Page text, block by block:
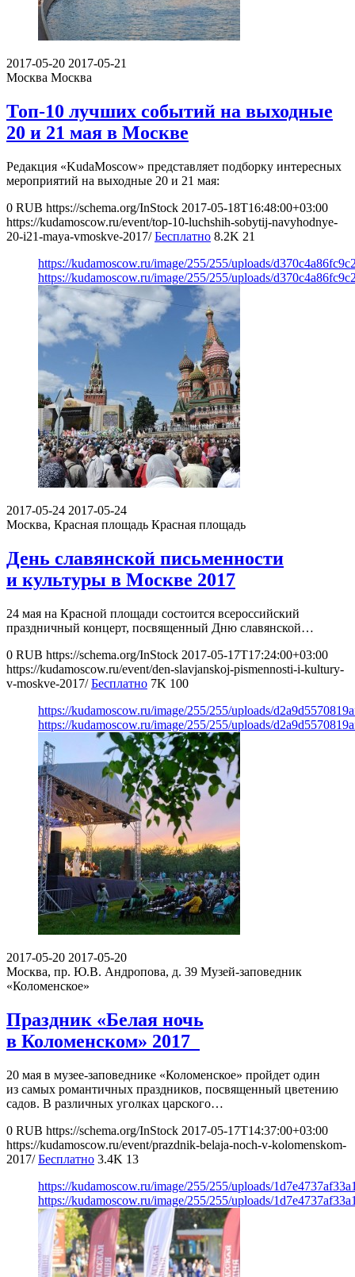
2017-05-20 2017-05-21
Москва Москва
Топ-10 лучших событий на выходные
20 и 21 мая в Москве
Редакция «KudaMoscow» представляет подборку интересных
мероприятий на выходные 20 и 21 мая:
0 RUB https://schema.org/InStock 2017-05-18T16:48:00+03:00
https://kudamoscow.ru/event/top-10-luchshih-sobytij-navyhodnye-
20-i21-maya-vmoskve-2017/ Бесплатно 8.2K 21
https://kudamoscow.ru/image/255/255/uploads/
https://kudamoscow.ru/image/255/255/uploads/
2017-05-24 2017-05-24
Москва, Красная площадь Красная площадь
День славянской письменности
и культуры в Москве 2017
24 мая на Красной площади состоится всероссийский
праздничный концерт, посвященный Дню славянской…
0 RUB https://schema.org/InStock 2017-05-17T17:24:00+03:00
https://kudamoscow.ru/event/den-slavjanskoj-pismennosti-i-kultury-
v-moskve-2017/ Бесплатно 7K 100
https://kudamoscow.ru/image/255/255/uploads/
https://kudamoscow.ru/image/255/255/uploads/
2017-05-20 2017-05-20
Москва, пр. Ю.В. Андропова, д. 39 Музей-заповедник
«Коломенское»
Праздник «Белая ночь
в Коломенском» 2017
20 мая в музее-заповеднике «Коломенское» пройдет один
из самых романтичных праздников, посвященный цветению
садов. В различных уголках царского…
0 RUB https://schema.org/InStock 2017-05-17T14:37:00+03:00
https://kudamoscow.ru/event/prazdnik-belaja-noch-v-kolomenskom-
2017/ Бесплатно 3.4K 13
https://kudamoscow.ru/image/255/255/uploads/
https://kudamoscow.ru/image/255/255/uploads/